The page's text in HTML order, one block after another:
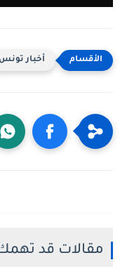
أخبار تونس
مقالات قد